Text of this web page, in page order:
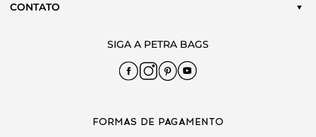
CONTATO